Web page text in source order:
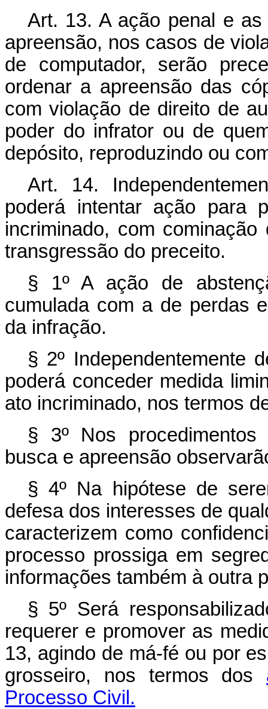
Art. 13. A ação penal e
apreensão, nos casos de
de computador, serão
ordenar a apreensão das
com violação de direito de
poder do infrator ou de
depósito, reproduzindo ou
Art. 14.
poderá intentar ação para
incriminado, com
transgressão do preceito.
§ 1º A ação de
cumulada com a de perdas
da infração.
§ 2º Independentemente
poderá conceder medida
ato incriminado, nos termos
§ 3º Nos
busca e apreensão
§ 4º Na hipótese de
defesa dos interesses de
caracterizem como
processo prossiga em
informações também à outra
§ 5º Será
requerer e promover as
13, agindo de má-fé ou por
grosseiro, nos termos dos
Processo Civil.